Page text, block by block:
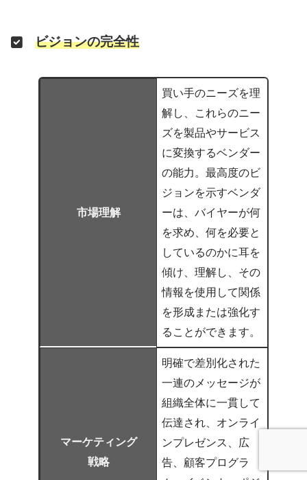
ビジョンの完全性
市場理解
買い手のニーズを理
解し、これらのニー
ズを製品やサービス
に変換するベンダー
の能力。最高度のビ
ジョンを示すベンダ
ーは、バイヤーが何
を求め、何を必要と
しているのかに耳を
傾け、理解し、その
情報を使用して関係
を形成または強化す
ることができます。
マーケティング
戦略
明確で差別化された
一連のメッセージが
組織全体に一貫して
伝達され、オンライ
ンプレゼンス、広
告、顧客プログラ